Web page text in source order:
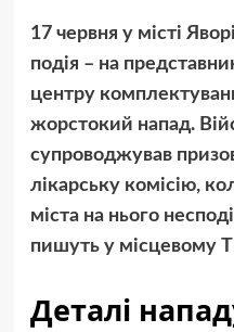
17 червня у місті
подія – на
центру
жорстокий напад.
супроводжував
лікарську комісію,
міста на нього
пишуть у місцевому
Деталі